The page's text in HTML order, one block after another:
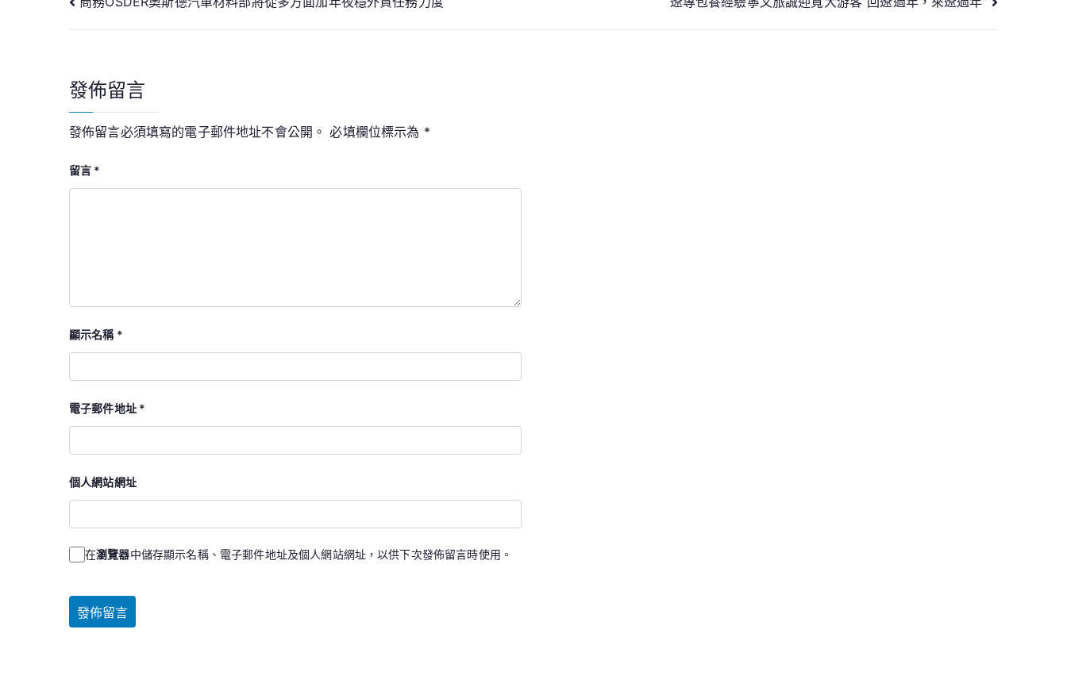
章
覽
發佈留言
發佈留言必須填寫的電子郵件地址不會公開。 必填欄位標示為 *
留言 *
顯示名稱 *
電子郵件地址 *
個人網站網址
在瀏覽器中儲存顯示名稱、電子郵件地址及個人網站網址，以供下次發佈留言時使用。